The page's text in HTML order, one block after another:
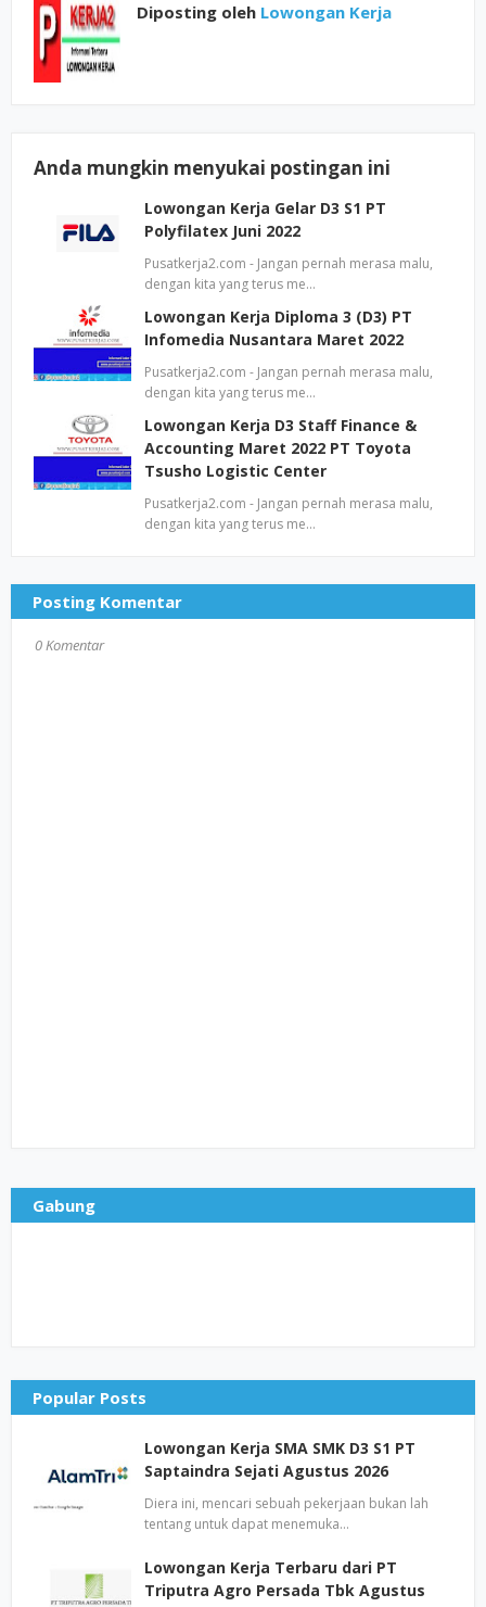
Diposting oleh Lowongan Kerja
Anda mungkin menyukai postingan ini
Lowongan Kerja Gelar D3 S1 PT
Polyfilatex Juni 2022
Pusatkerja2.com - Jangan pernah merasa malu,
dengan kita yang terus me…
Lowongan Kerja Diploma 3 (D3) PT
Infomedia Nusantara Maret 2022
Pusatkerja2.com - Jangan pernah merasa malu,
dengan kita yang terus me…
Lowongan Kerja D3 Staff Finance &
Accounting Maret 2022 PT Toyota
Tsusho Logistic Center
Pusatkerja2.com - Jangan pernah merasa malu,
dengan kita yang terus me…
Posting Komentar
0 Komentar
Gabung
Popular Posts
Lowongan Kerja SMA SMK D3 S1 PT
Saptaindra Sejati Agustus 2026
Diera ini, mencari sebuah pekerjaan bukan lah
tentang untuk dapat menemuka…
Lowongan Kerja Terbaru dari PT
Triputra Agro Persada Tbk Agustus